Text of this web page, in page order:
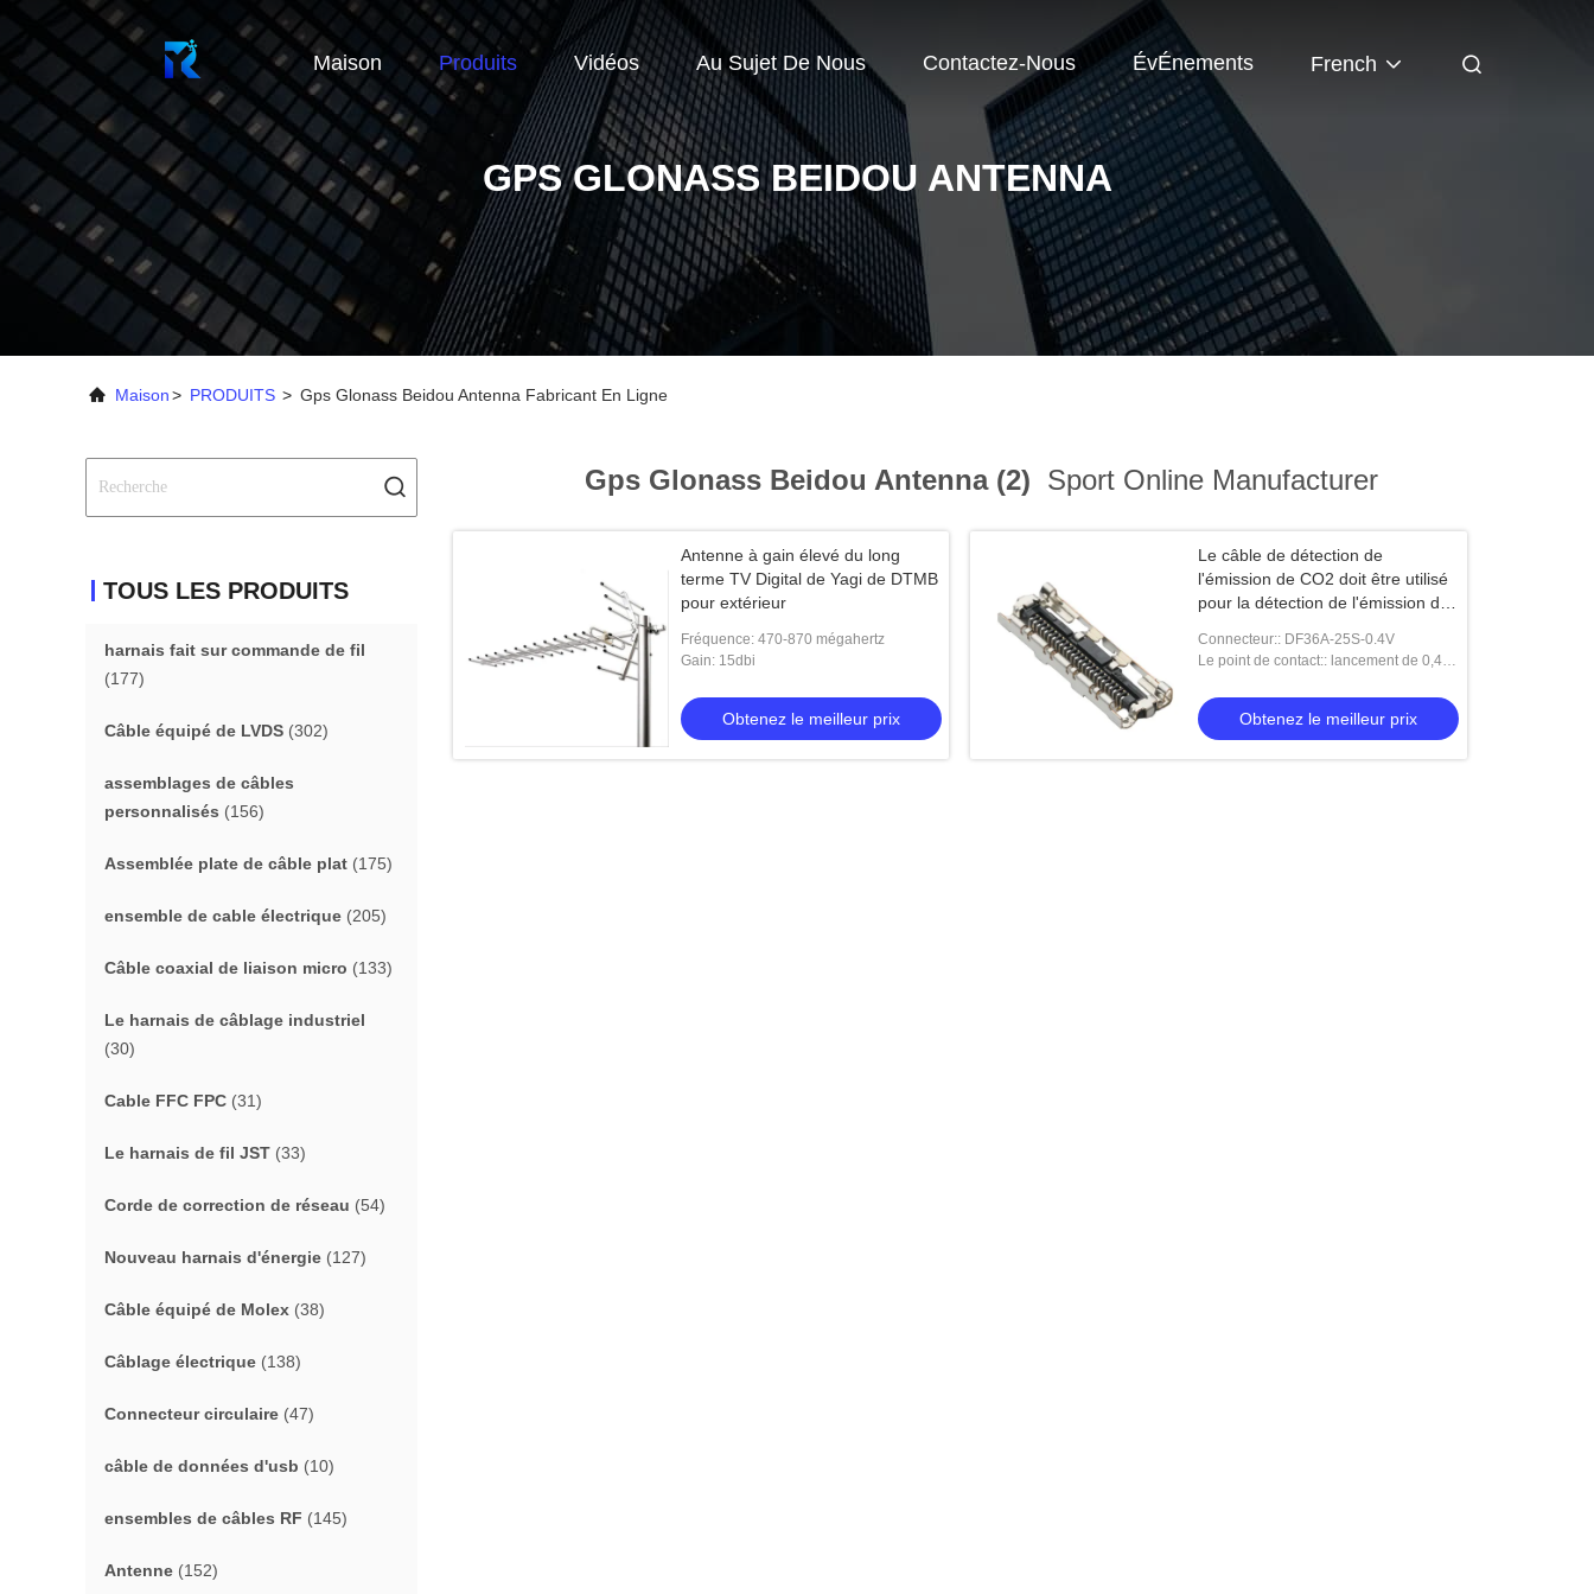
Maison Produits Vidéos Au Sujet De Nous Contactez-Nous ÉvÉnements French
GPS GLONASS BEIDOU ANTENNA
Maison> PRODUITS > Gps Glonass Beidou Antenna Fabricant En Ligne
TOUS LES PRODUITS
harnais fait sur commande de fil
(177)
Câble équipé de LVDS (302)
assemblages de câbles
personnalisés (156)
Assemblée plate de câble plat (175)
ensemble de cable électrique (205)
Câble coaxial de liaison micro (133)
Le harnais de câblage industriel
(30)
Cable FFC FPC (31)
Le harnais de fil JST (33)
Corde de correction de réseau (54)
Nouveau harnais d'énergie (127)
Câble équipé de Molex (38)
Câblage électrique (138)
Connecteur circulaire (47)
câble de données d'usb (10)
ensembles de câbles RF (145)
Antenne (152)
Gps Glonass Beidou Antenna (2) Sport Online Manufacturer
Antenne à gain élevé du long
terme TV Digital de Yagi de DTMB
pour extérieur
Fréquence: 470-870 mégahertz
Gain: 15dbi
Obtenez le meilleur prix
Le câble de détection de
l'émission de CO2 doit être utilisé
pour la détection de l'émission de
Connecteur:: DF36A-25S-0.4V
Le point de contact:: lancement de 0,4
Obtenez le meilleur prix